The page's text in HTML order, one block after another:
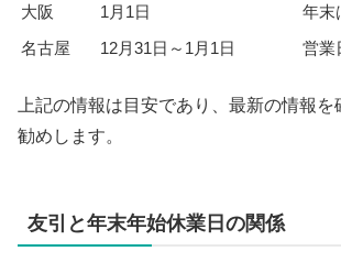
大阪
1月1日
年末
名古屋
12月31日～1月1日 営業
上記の情報は目安であり、最新の情報
勧めします。
友引と年末年始休業日の関係